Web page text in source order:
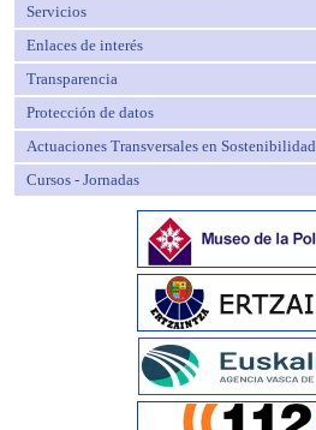
Servicios
Enlaces de interés
Transparencia
Protección de datos
Actuaciones Transversales en Sostenibilidad
Cursos - Jornadas